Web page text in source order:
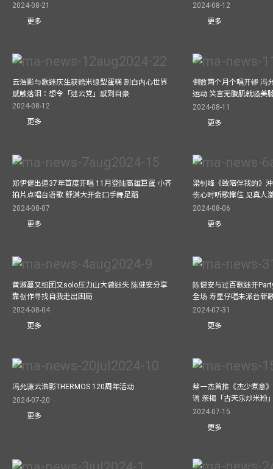
2024-08-21
更多
2024-08-12
更多
云浩影与歌迷庆生获赠米缐型蛋糕 剖白内心世界
感触落泪：想令「迷云党」感到自豪
2024-08-12
更多
倒数两个月个唱开锣 冯
运动 笑言无腹肌就骚美
2024-08-11
更多
郑伊健出道37年首度开唱 11月登陆高雄巨蛋 小齐
拍片点唱台语歌 舒淇大开金口手舞足蹈
2024-08-07
更多
梁钊峰《致陪伴我的》
伤心时听歌撑住 见真人
2024-08-06
更多
黄淑蔓又组团又solo压力山大曾迷失 陈健安分享
靠创作寻找自我走出困局
2024-08-04
更多
陈健安与过百歌迷开
全场 寿星仔唱未派台新
2024-07-31
更多
冯允谦云浩影THERMOS 120周年活动
2024-07-20
更多
蔡一杰首推《杰少煮意
谱 亲揭「古天乐炒米粉
2024-07-15
更多